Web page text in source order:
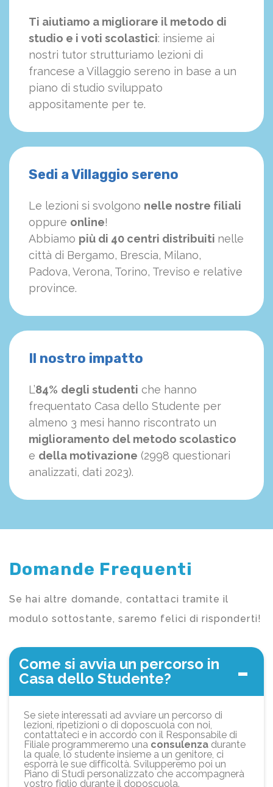
Ti aiutiamo a migliorare il metodo di
studio e i voti scolastici: insieme ai
nostri tutor strutturiamo lezioni di
francese a Villaggio sereno in base a un
piano di studio sviluppato
appositamente per te.
Sedi a Villaggio sereno
Le lezioni si svolgono nelle nostre filiali
oppure online!
Abbiamo più di 40 centri distribuiti nelle
città di Bergamo, Brescia, Milano,
Padova, Verona, Torino, Treviso e relative
province.
Il nostro impatto
L’84% degli studenti che hanno
frequentato Casa dello Studente per
almeno 3 mesi hanno riscontrato un
miglioramento del metodo scolastico
e della motivazione (2998 questionari
analizzati, dati 2023).
Domande Frequenti
Se hai altre domande, contattaci tramite il
modulo sottostante, saremo felici di risponderti!
Come si avvia un percorso in
Casa dello Studente?
Se siete interessati ad avviare un percorso di
lezioni, ripetizioni o di doposcuola con noi,
contattateci e in accordo con il Responsabile di
Filiale programmeremo una consulenza durante
la quale, lo studente insieme a un genitore, ci
esporrà le sue difficoltà. Svilupperemo poi un
Piano di Studi personalizzato che accompagnerà
vostro figlio durante il doposcuola.